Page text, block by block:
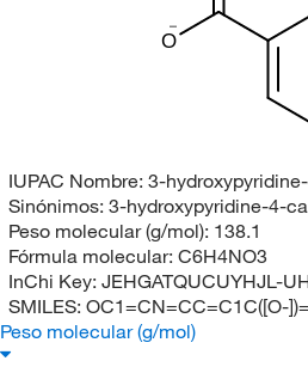
O
IUPAC Nombre: 3-
Sinónimos: 3-hydroxypyridine-4-
Peso molecular (g/mol): 138.1
Fórmula molecular: C6H4NO3
InChi Key: JEHGATQUCUYHJL-
SMILES: OC1=CN=CC=C1C([O-
Peso molecular (g/mol)